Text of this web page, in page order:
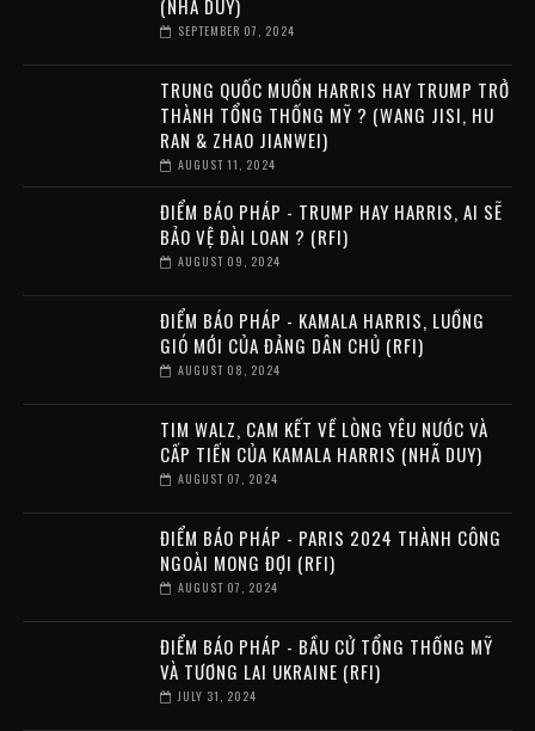
(NHÃ DUY)
SEPTEMBER 07, 2024
TRUNG QUỐC MUỐN HARRIS HAY TRUMP TRỞ
THÀNH TỔNG THỐNG MỸ ? (WANG JISI, HU
RAN & ZHAO JIANWEI)
AUGUST 11, 2024
ĐIỂM BÁO PHÁP - TRUMP HAY HARRIS, AI SẼ
BẢO VỆ ĐÀI LOAN ? (RFI)
AUGUST 09, 2024
ĐIỂM BÁO PHÁP - KAMALA HARRIS, LUỒNG
GIÓ MỚI CỦA ĐẢNG DÂN CHỦ (RFI)
AUGUST 08, 2024
TIM WALZ, CAM KẾT VỀ LÒNG YÊU NƯỚC VÀ
CẤP TIẾN CỦA KAMALA HARRIS (NHÃ DUY)
AUGUST 07, 2024
ĐIỂM BÁO PHÁP - PARIS 2024 THÀNH CÔNG
NGOÀI MONG ĐỢI (RFI)
AUGUST 07, 2024
ĐIỂM BÁO PHÁP - BẦU CỬ TỔNG THỐNG MỸ
VÀ TƯƠNG LAI UKRAINE (RFI)
JULY 31, 2024